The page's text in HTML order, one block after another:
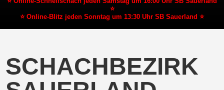
⭐
⭐ Online-Blitz jeden Sonntag um 13:30 Uhr SB Sauerland ⭐
SCHACHBEZIRK